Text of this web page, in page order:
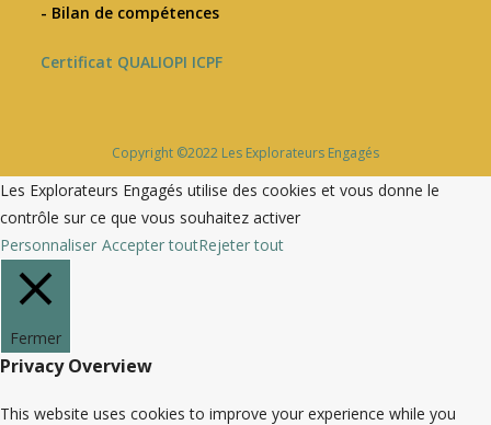
- Bilan de compétences
Certificat QUALIOPI ICPF
Copyright ©2022 Les Explorateurs Engagés
Les Explorateurs Engagés utilise des cookies et vous donne le
contrôle sur ce que vous souhaitez activer
Personnaliser Accepter toutRejeter tout
Fermer
Privacy Overview
This website uses cookies to improve your experience while you